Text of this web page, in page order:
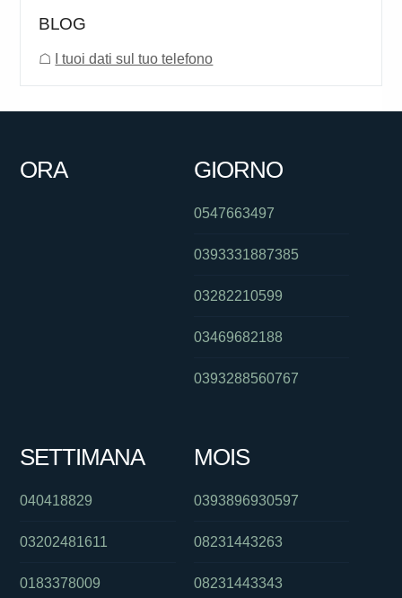
BLOG
☖ I tuoi dati sul tuo telefono
ORA GIORNO
0547663497
0393331887385
03282210599
03469682188
0393288560767
SETTIMANA
040418829
03202481611
0183378009
MOIS
0393896930597
08231443263
08231443343